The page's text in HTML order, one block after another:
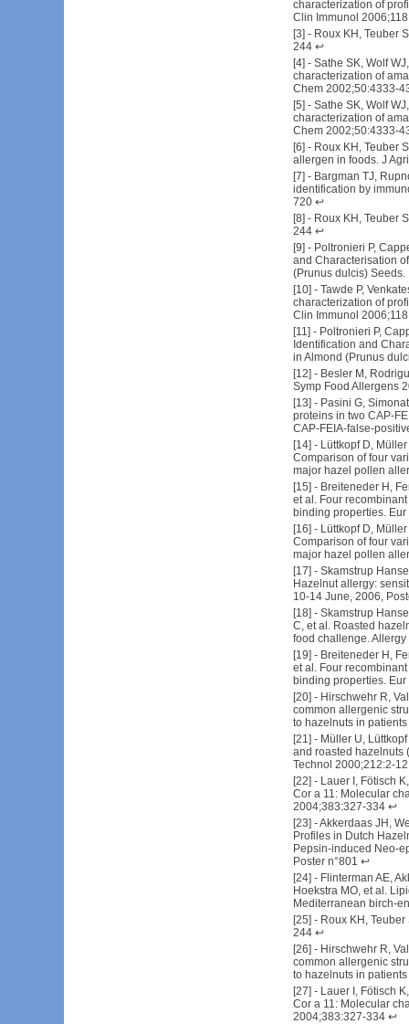
characterization of
Clin Immunol
[3] - Roux KH, Teuber
244 ↩
[4] - Sathe SK, Wolf
characterization of
Chem 2002;50:4333-
[5] - Sathe SK, Wolf
characterization of
Chem 2002;50:4333-
[6] - Roux KH, Teuber
allergen in foods. J
[7] - Bargman TJ,
identification by
720 ↩
[8] - Roux KH, Teuber
244 ↩
[9] - Poltronieri P,
and Characterisation
(Prunus dulcis) Seeds.
[10] - Tawde P,
characterization of
Clin Immunol
[11] - Poltronieri P,
Identification and
in Almond (Prunus
[12] - Besler M,
Symp Food Allergens
[13] - Pasini G,
proteins in two CAP-
CAP-FEIA-false-
[14] - Lüttkopf D,
Comparison of four
major hazel pollen
[15] - Breiteneder H,
et al. Four
binding properties.
[16] - Lüttkopf D,
Comparison of four
major hazel pollen
[17] - Skamstrup
Hazelnut allergy:
10-14 June, 2006,
[18] - Skamstrup
C, et al. Roasted
food challenge.
[19] - Breiteneder H,
et al. Four
binding properties.
[20] - Hirschwehr R,
common allergenic
to hazelnuts in
[21] - Müller U,
and roasted hazelnuts
Technol 2000;212:2-12
[22] - Lauer I, Fötisch
Cor a 11: Molecular
2004;383:327-334 ↩
[23] -Akkerdaas JH,
Profiles in Dutch
Pepsin-induced Neo-
Poster n°801 ↩
[24] - Flinterman AE,
Hoekstra MO, et al.
Mediterranean birch-
[25] - Roux KH,
244 ↩
[26] - Hirschwehr R,
common allergenic
to hazelnuts in
[27] - Lauer I, Fötisch
Cor a 11: Molecular
2004;383:327-334 ↩